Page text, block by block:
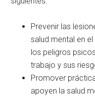
Prevenir las
salud mental en
los peligros
trabajo y sus
Promover
apoyen la salud